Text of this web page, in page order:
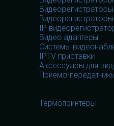
Видеорегистраторы
Видеорегистраторы
IP
Видео адаптеры
Системы
IPTV приставки
Аксессуары для
Приемо-
Термопринтеры